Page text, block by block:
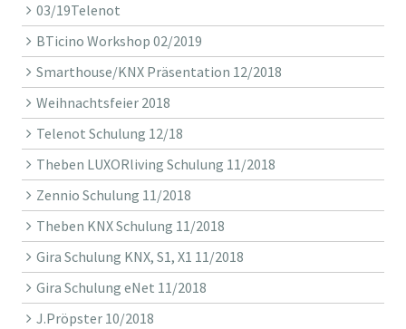
03/19Telenot
BTicino Workshop 02/2019
Smarthouse/KNX Präsentation 12/2018
Weihnachtsfeier 2018
Telenot Schulung 12/18
Theben LUXORliving Schulung 11/2018
Zennio Schulung 11/2018
Theben KNX Schulung 11/2018
Gira Schulung KNX, S1, X1 11/2018
Gira Schulung eNet 11/2018
J.Pröpster 10/2018